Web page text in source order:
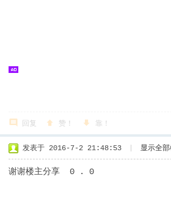
回复 赞！ 靠！
发表于 2016-7-2 21:48:53 显示全
谢谢楼主分享 0 . 0